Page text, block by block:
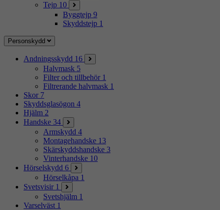
Tejp 10
Byggtejp 9
Skyddstejp 1
Personskydd
Andningsskydd 16
Halvmask 5
Filter och tillbehör 1
Filtrerande halvmask 1
Skor 7
Skyddsglasögon 4
Hjälm 2
Handske 34
Armskydd 4
Montagehandske 13
Skärskyddshandske 3
Vinterhandske 10
Hörselskydd 6
Hörselkåpa 1
Svetsvisir 1
Svetshjälm 1
Varselväst 1